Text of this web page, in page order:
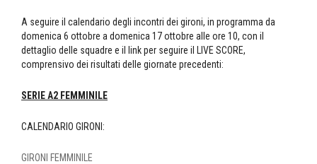
A seguire il calendario degli incontri dei gironi, in programma da
domenica 6 ottobre a domenica 17 ottobre alle ore 10, con il
dettaglio delle squadre e il link per seguire il LIVE SCORE,
comprensivo dei risultati delle giornate precedenti:
SERIE A2 FEMMINILE
CALENDARIO GIRONI:
GIRONI FEMMINILE